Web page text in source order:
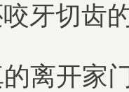
牙切齿
离开家